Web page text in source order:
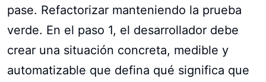
pase. Refactorizar manteniendo la prueba
verde. En el paso 1, el desarrollador debe
crear una situación concreta, medible y
automatizable que defina qué significa que